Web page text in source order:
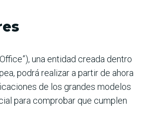
una entidad creada dentro
podrá realizar a partir de ahora
de los grandes modelos
para comprobar que cumplen